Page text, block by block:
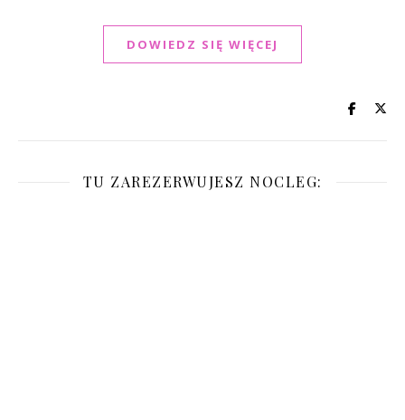
DOWIEDZ SIĘ WIĘCEJ
TU ZAREZERWUJESZ NOCLEG: